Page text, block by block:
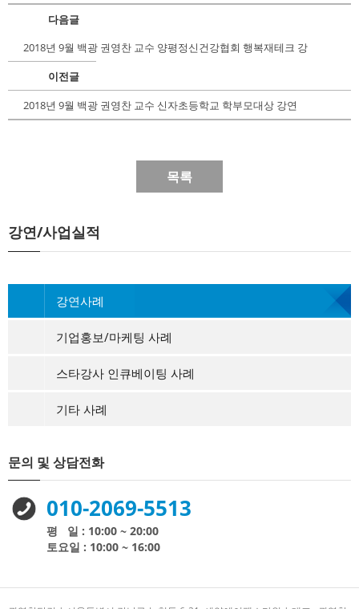
다음글
2018년 9월 백광 권영찬 교수 양평정신건강협회 행복재테크 강
이전글
2018년 9월 백광 권영찬 교수 신자초등학교 학부모대상 강연
목록
강연/사업실적
강연사례
기업홍보/마케팅 사례
스타강사 인큐베이팅 사례
기타 사례
문의 및 상담전화
010-2069-5513
평 일 : 10:00 ~ 20:00
토요일 : 10:00 ~ 16:00